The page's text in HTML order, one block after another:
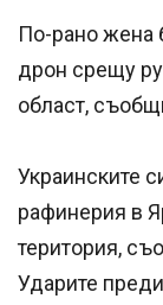
По-рано жена
дрон срещу
област,
Украинските
рафинерия в
територия,
Ударите